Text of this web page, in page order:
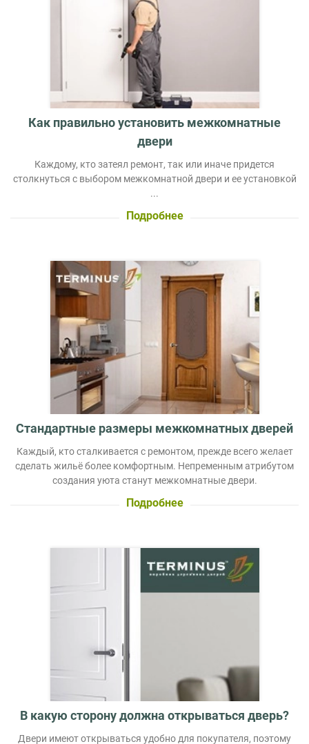
Как правильно установить межкомнатные
двери
Каждому, кто затеял ремонт, так или иначе придется
столкнуться с выбором межкомнатной двери и ее установкой
...
Подробнее
Стандартные размеры межкомнатных дверей
Каждый, кто сталкивается с ремонтом, прежде всего желает
сделать жильё более комфортным. Непременным атрибутом
создания уюта станут межкомнатные двери.
Подробнее
В какую сторону должна открываться дверь?
Двери имеют открываться удобно для покупателя, поэтому